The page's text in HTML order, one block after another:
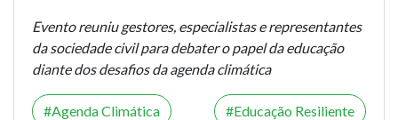
Evento reuniu gestores, especialistas e representantes
da sociedade civil para debater o papel da educação
diante dos desafios da agenda climática
Agenda Climática Educação Resiliente